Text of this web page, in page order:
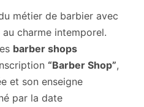
métier de barbier avec
charme intemporel.
barber shops
“Barber Shop”,
et son enseigne
par la date